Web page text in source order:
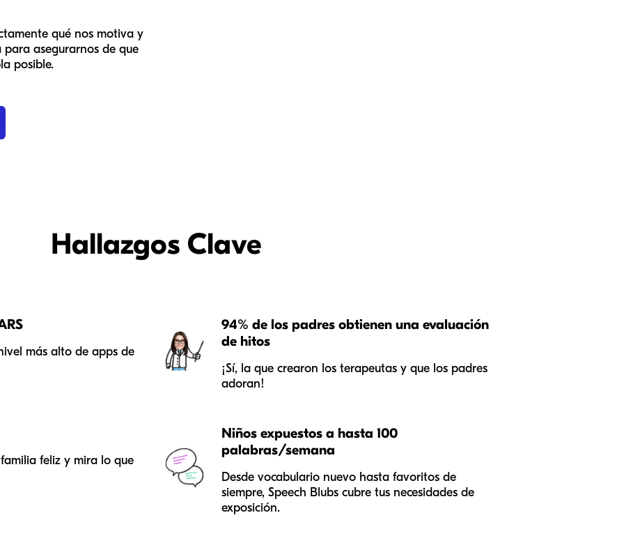
qué nos motiva y
para asegurarnos de que
posible.
Hallazgos Clave
más alto de apps de
94% de los padres obtienen una evaluación
de hitos
¡Sí, la que crearon los terapeutas y que los padres
adoran!
feliz y mira lo que
Niños expuestos a hasta 100
palabras/semana
Desde vocabulario nuevo hasta favoritos de
siempre, Speech Blubs cubre tus necesidades de
exposición.